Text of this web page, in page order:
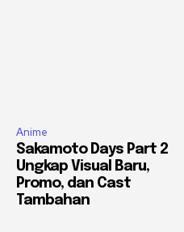
Anime
Sakamoto Days Part 2
Ungkap Visual Baru,
Promo, dan Cast
Tambahan